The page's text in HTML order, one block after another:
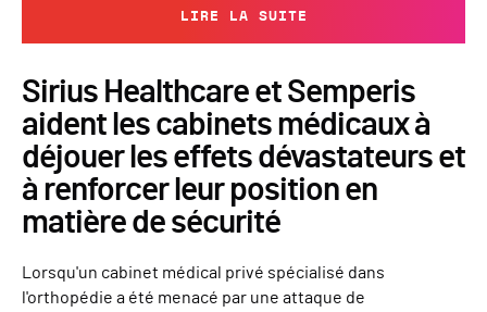
LIRE LA SUITE
Sirius Healthcare et Semperis
aident les cabinets médicaux à
déjouer les effets dévastateurs et
à renforcer leur position en
matière de sécurité
Lorsqu'un cabinet médical privé spécialisé dans
l'orthopédie a été menacé par une attaque de